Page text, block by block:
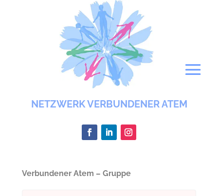
NETZWERK VERBUNDENER ATEM
Verbundener Atem – Gruppe